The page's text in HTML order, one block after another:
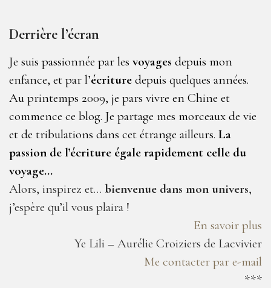
Derrière l’écran
Je suis passionnée par les voyages depuis mon
enfance, et par l’écriture depuis quelques années.
Au printemps 2009, je pars vivre en Chine et
commence ce blog. Je partage mes morceaux de vie
et de tribulations dans cet étrange ailleurs. La
passion de l’écriture égale rapidement celle du
voyage…
Alors, inspirez et… bienvenue dans mon univers,
j’espère qu’il vous plaira !
En savoir plus
Ye Lili – Aurélie Croiziers de Lacvivier
Me contacter par e-mail
***